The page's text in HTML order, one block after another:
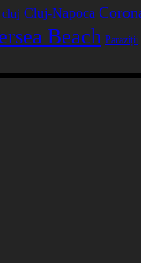
cluj Cluj-Napoca
Beach Paraziții